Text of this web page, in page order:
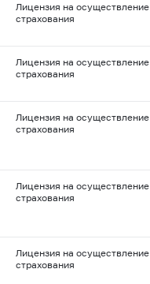
Лицензия на осуществление
страхования
Лицензия на осуществление
страхования
Лицензия на осуществление
страхования
Лицензия на осуществление
страхования
Лицензия на осуществление
страхования